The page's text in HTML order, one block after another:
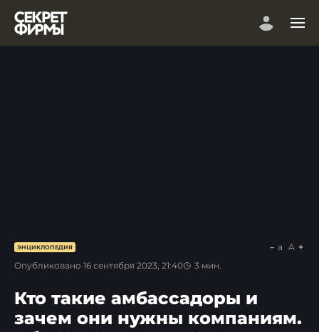
ЭНЦИКЛОПЕДИЯ
Опубликовано 16 сентября 2023, 21:40 3 мин.
a A
Кто такие амбассадоры и
зачем они нужны компаниям.